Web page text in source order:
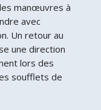
manœuvres à
avec
Un retour au
une direction
lors des
soufflets de